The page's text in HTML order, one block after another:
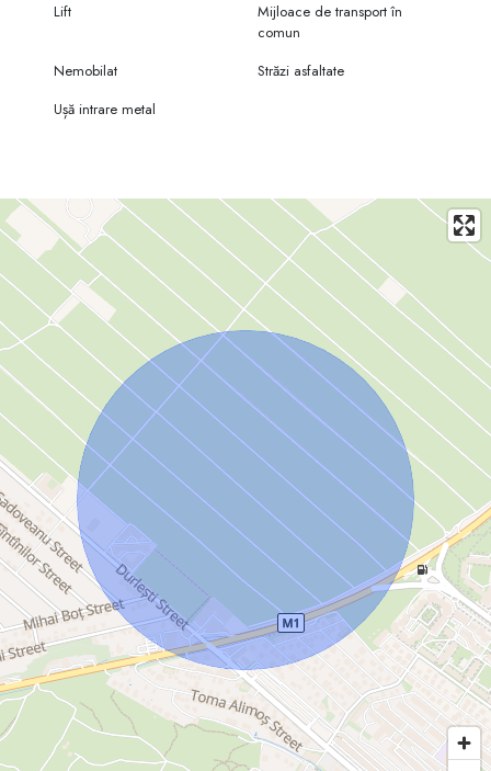
Lift
Mijloace de transport în
comun
Nemobilat
Străzi asfaltate
Ușă intrare metal